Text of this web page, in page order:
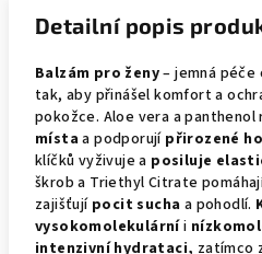
Detailní popis
Balzám pro ženy– jemná péče
tak, aby přinášel komfort a
pokožce. Aloe vera a
místa a podporují přirozené
klíčků vyživuje a posiluje
škrob a Triethyl Citrate
zajišťují pocit sucha a pohodlí.
vysokomolekulárníi
intenzivní hydrataci, zatímco